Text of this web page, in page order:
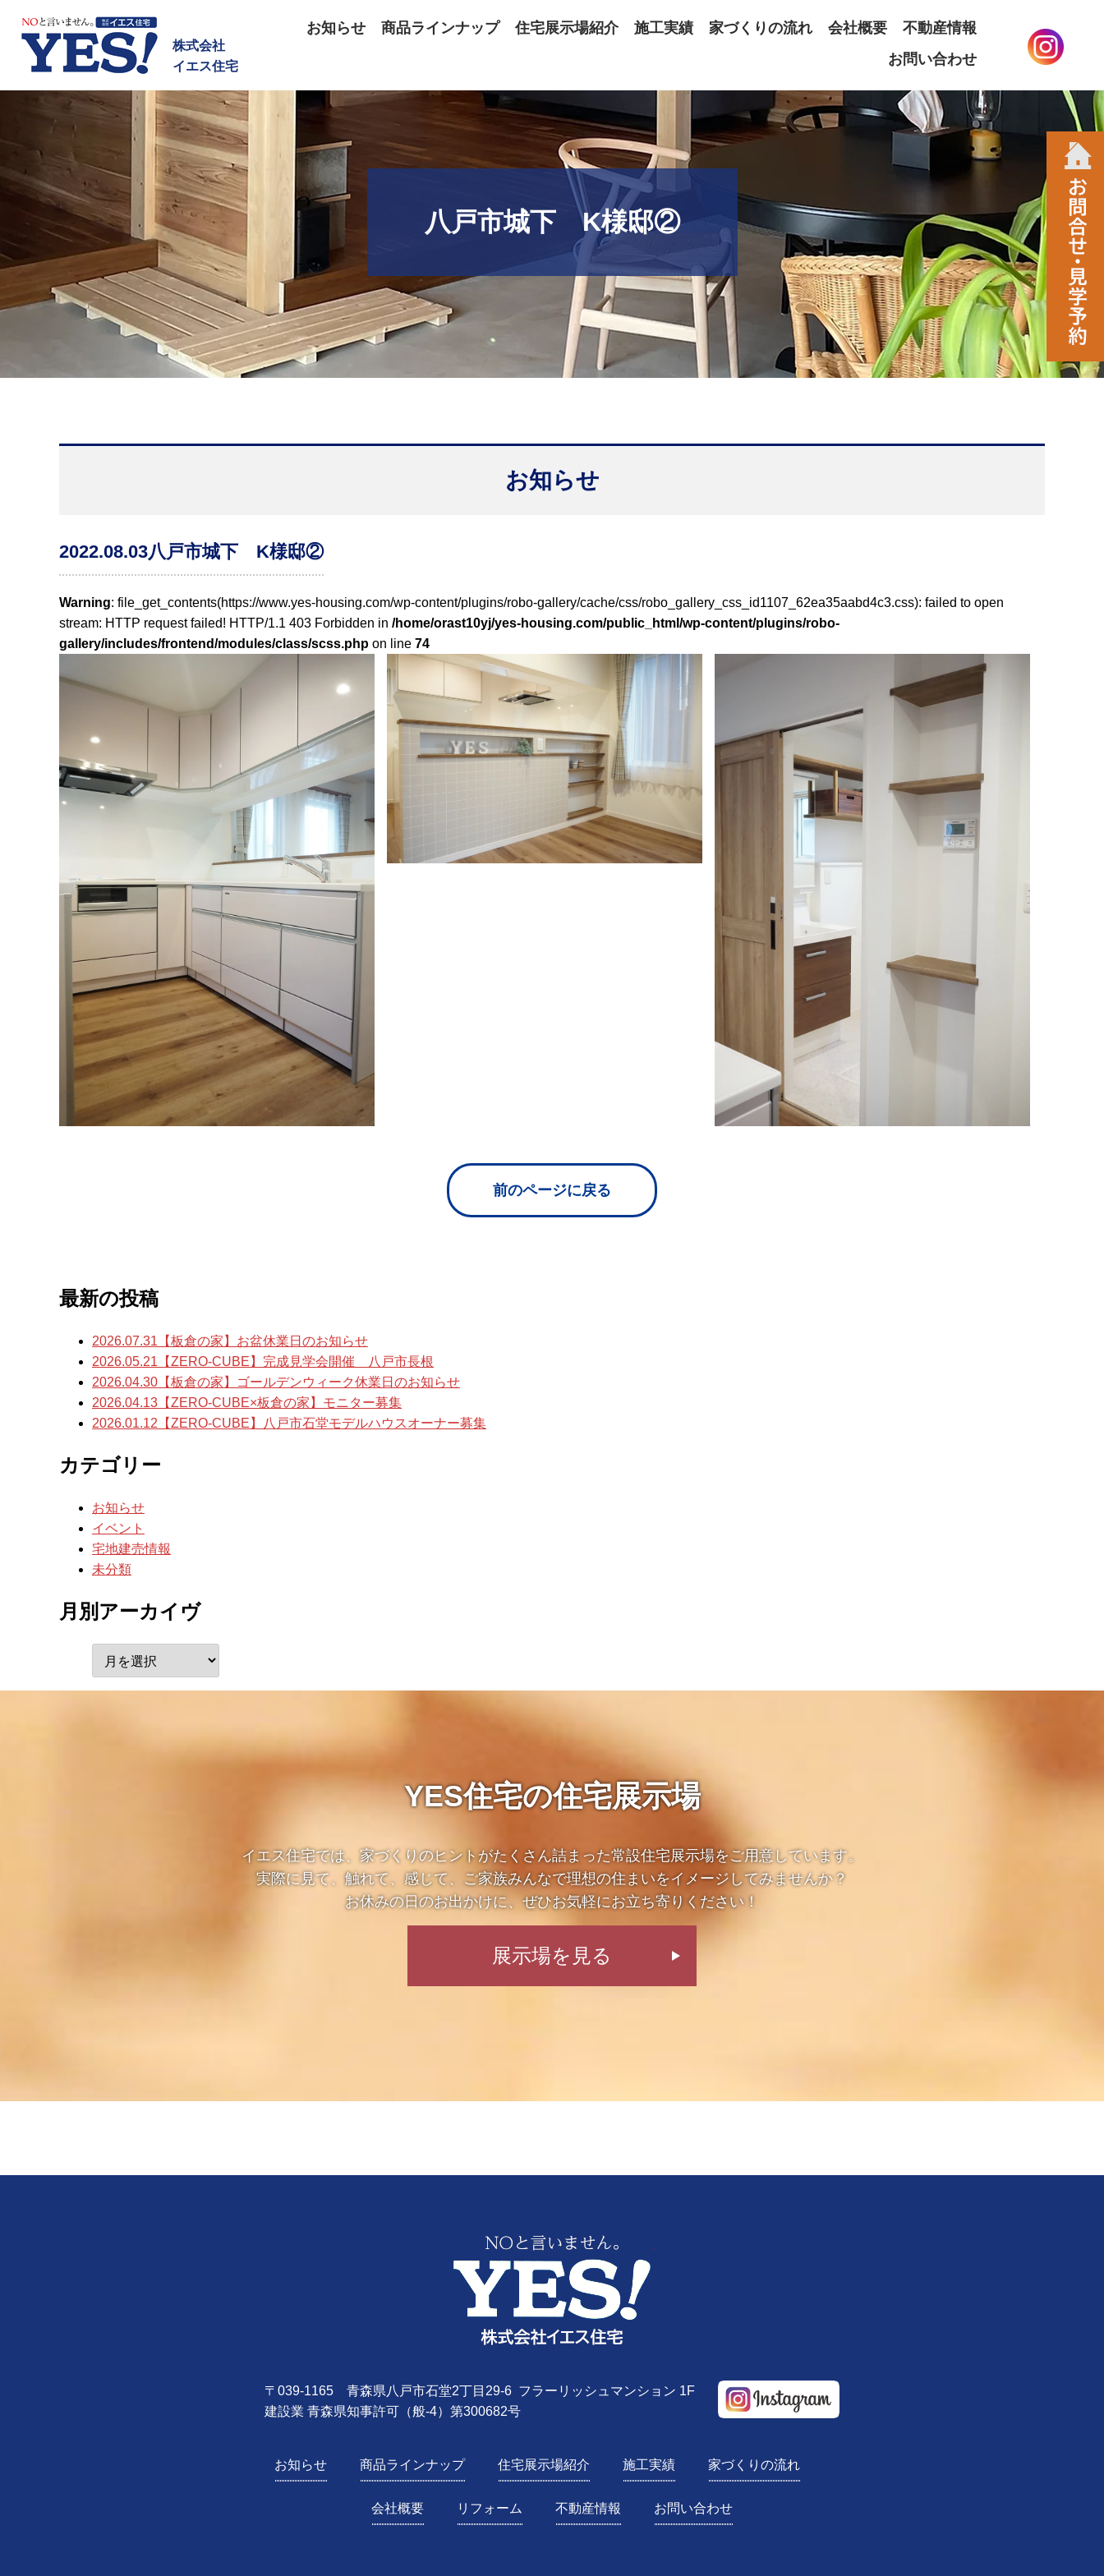
株式会社
イエス住宅
お知らせ 商品ラインナップ 住宅展示場紹介 施工実績 家づくりの流れ 会社概要
不動産情報
お問い合わせ
八戸市城下 K様邸②
お知らせ
2022.08.03八戸市城下 K様邸②
Warning: file_get_contents(https://www.yes-housing.com/wp-content/plugins/robo-gallery/cache/css/robo_gallery_css_id1107_62ea35aabd4c3.css): failed to open
stream: HTTP request failed! HTTP/1.1 403 Forbidden in /home/orast10yj/yes-housing.com/public_html/wp-content/plugins/robo-
gallery/includes/frontend/modules/class/scss.php on line 74
前のページに戻る
最新の投稿
2026.07.31 【板倉の家】お盆休業日のお知らせ
2026.05.21 【ZERO-CUBE】完成見学会開催 八戸市長根
2026.04.30 【板倉の家】ゴールデンウィーク休業日のお知らせ
2026.04.13 【ZERO-CUBE×板倉の家】モニター募集
2026.01.12 【ZERO-CUBE】八戸市石堂モデルハウスオーナー募集
カテゴリー
お知らせ
イベント
宅地建売情報
未分類
月別アーカイヴ
YES住宅の住宅展示場
イエス住宅では、家づくりのヒントがたくさん詰まった常設住宅展示場をご用意しています。
実際に見て、触れて、感じて、ご家族みんなで理想の住まいをイメージしてみませんか？
お休みの日のお出かけに、ぜひお気軽にお立ち寄りください！
展示場を見る
〒039-1165 青森県八戸市石堂2丁目29-6 フラーリッシュマンション 1F
建設業 青森県知事許可（般-4）第300682号
お知らせ 商品ラインナップ 住宅展示場紹介 施工実績 家づくりの流れ
会社概要 リフォーム 不動産情報 お問い合わせ